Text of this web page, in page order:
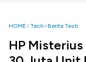
HOME Tech Berita Tech
HP Misterius